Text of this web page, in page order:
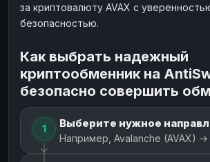
за криптовалюту AVAX с
безопасностью.
Как выбрать надежный
криптообменник на
безопасно совершить
1 Выберите нужное
Например, Avalanche (AVAX) →